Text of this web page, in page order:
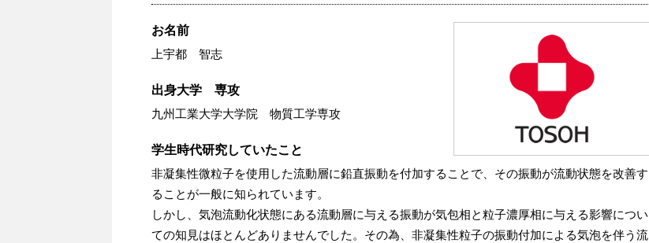
お名前
上宇都 智志
出身大学 専攻
九州工業大学大学院 物質工学専攻
学生時代研究していたこと
非凝集性微粒子を使用した流動層に鉛直振動を付加することで、その振動が流動状態を改善す
ることが一般に知られています。
しかし、気泡流動化状態にある流動層に与える振動が気包相と粒子濃厚相に与える影響につい
ての知見はほとんどありませんでした。その為、非凝集性粒子の振動付加による気泡を伴う流